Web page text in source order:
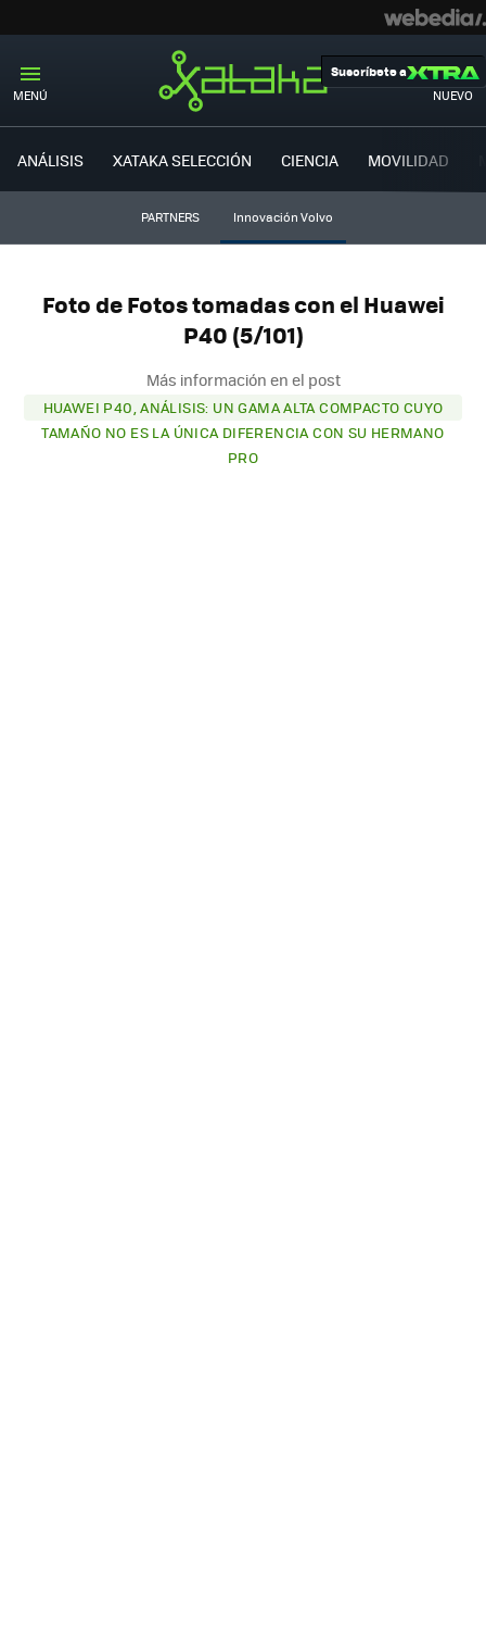
MENÚ NUEVO
Suscríbete a
ANÁLISIS XATAKA SELECCIÓN CIENCIA MOVILIDAD
PARTNERS Innovación Volvo
Foto de Fotos tomadas con el Huawei
P40 (5/101)
Más información en el post
HUAWEI P40, ANÁLISIS: UN GAMA ALTA COMPACTO CUYO
TAMAÑO NO ES LA ÚNICA DIFERENCIA CON SU HERMANO
PRO